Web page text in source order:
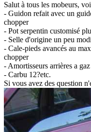
Salut à tous les mobeurs,
- Guidon refait avec un
chopper
- Pot serpentin customisé
- Selle d'origine un peu
- Cale-pieds avancés au
chopper
- Amortisseurs arrières a gaz
- Carbu 12?etc.
Si vous avez des question